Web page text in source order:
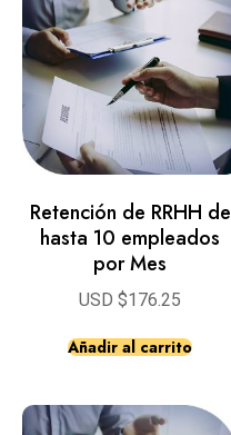
Retención de RRHH de
hasta 10 empleados
por Mes
USD $176.25
Añadir al carrito